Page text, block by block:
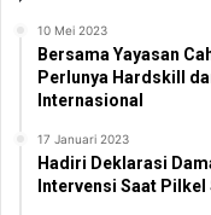
10 Mei 2023
Bersama Yayasan
Perlunya Hardskill
Internasional
17 Januari 2023
Hadiri Deklarasi
Intervensi Saat